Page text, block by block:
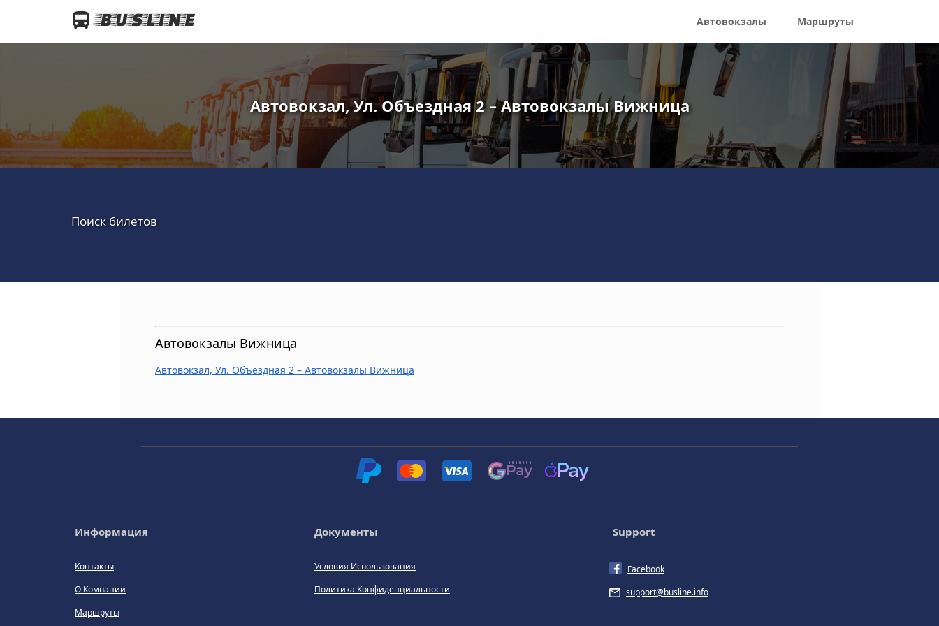
Автовокзалы Маршруты
Автовокзал, Ул. Объездная 2 – Автовокзалы Вижница
Поиск билетов
Автовокзалы Вижница
Автовокзал, Ул. Объездная 2 – Автовокзалы Вижница
Информация
Контакты
О Компании
Маршруты
Документы
Условия Использования
Политика Конфиденциальности
Support
Facebook
support@busline.info